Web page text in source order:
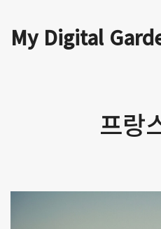
My Digital
프랑